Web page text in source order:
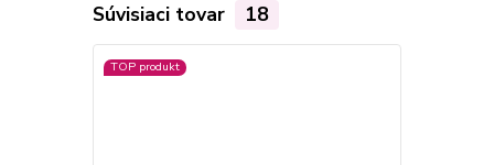
Súvisiaci tovar 18
TOP produkt